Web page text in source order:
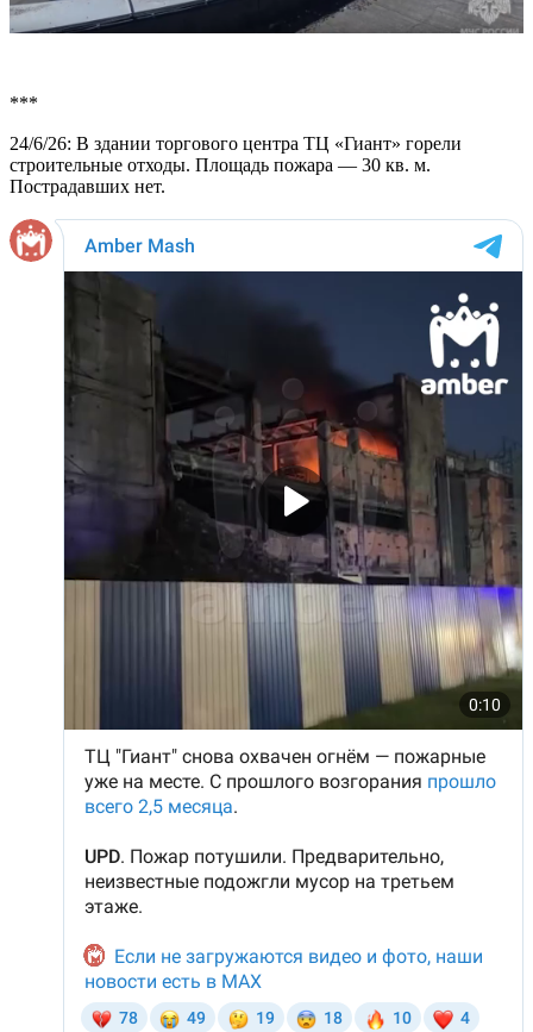
***
24/6/26: В здании торгового центра ТЦ «Гиант» горели
строительные отходы. Площадь пожара — 30 кв. м.
Пострадавших нет.